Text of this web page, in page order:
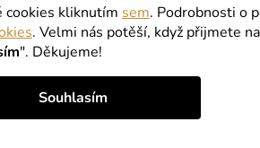
kliknutím sem. Podrobnosti o
. Velmi nás potěší, když přijmete
". Děkujeme!
Souhlasím